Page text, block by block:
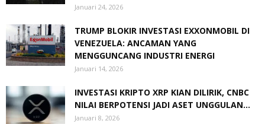
Januari 24, 2026
TRUMP BLOKIR INVESTASI EXXONMOBIL DI
VENEZUELA: ANCAMAN YANG
MENGGUNCANG INDUSTRI ENERGI
Januari 14, 2026
INVESTASI KRIPTO XRP KIAN DILIRIK, CNBC
NILAI BERPOTENSI JADI ASET UNGGULAN...
Januari 8, 2026